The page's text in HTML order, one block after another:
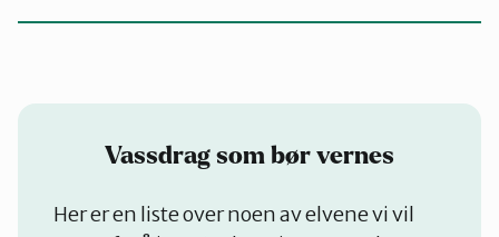
Vassdrag som bør vernes
Her er en liste over noen av elvene vi vil